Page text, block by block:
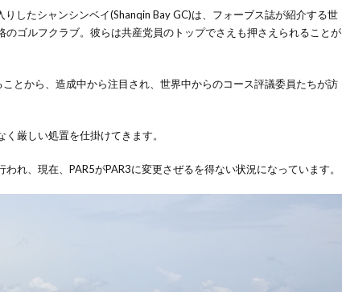
りしたシャンシンベイ(Shanqin Bay GC)は、フォーブス誌が紹介する世
ゴルフクラブ。彼らは共産党員のトップでさえも押さえられることが
とから、造成中から注目され、世界中からのコース評議委員たちが訪
厳しい処置を仕掛けてきます。
れ、現在、 PAR5がPAR3に変更さぜるを得ない状況になっています。